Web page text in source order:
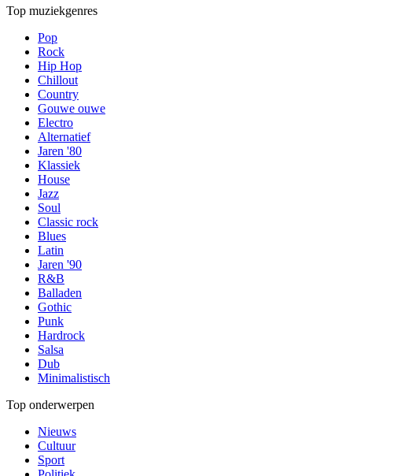
Top muziekgenres
Pop
Rock
Hip Hop
Chillout
Country
Gouwe ouwe
Electro
Alternatief
Jaren '80
Klassiek
House
Jazz
Soul
Classic rock
Blues
Latin
Jaren '90
R&B
Balladen
Gothic
Punk
Hardrock
Salsa
Dub
Minimalistisch
Top onderwerpen
Nieuws
Cultuur
Sport